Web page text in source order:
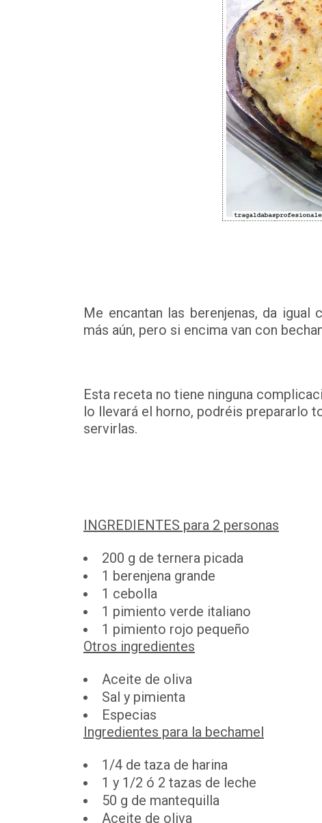
Me encantan las berenjenas, da
más aún, pero si encima van con
Esta receta no tiene ninguna
lo llevará el horno, podréis prepararlo
servirlas.
INGREDIENTES para 2 personas
200 g de ternera picada
1 berenjena grande
1 cebolla
1 pimiento verde italiano
1 pimiento rojo pequeño
Otros ingredientes
Aceite de oliva
Sal y pimienta
Especias
Ingredientes para la bechamel
1/4 de taza de harina
1 y 1/2 ó 2 tazas de leche
50 g de mantequilla
Aceite de oliva